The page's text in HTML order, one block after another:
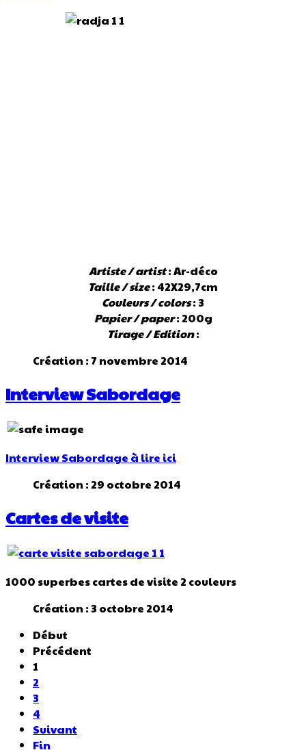
Artiste / artist: Ar-déco
Taille / size: 42X29,7cm
Couleurs / colors: 3
Papier / paper: 200g
Tirage / Edition:
Création : 7 novembre 2014
Interview Sabordage
Interview Sabordage à lire ici
Création : 29 octobre 2014
Cartes de visite
1000 superbes cartes de visite 2 couleurs
Création : 3 octobre 2014
Début
Précédent
1
2
3
4
Suivant
Fin